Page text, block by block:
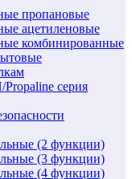
пропановые
ацетиленовые
комбинированные
серия
(2 функции)
(3 функции)
(4 функции)